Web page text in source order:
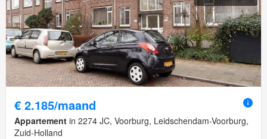
€ 2.185/maand
Appartement in 2274 JC, Voorburg, Leidschendam-Voorburg,
Zuid-Holland